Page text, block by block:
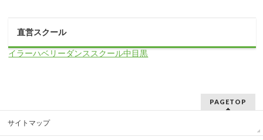
直営スクール
イラーハベリーダンススクール中目黒
PAGETOP
サイトマップ